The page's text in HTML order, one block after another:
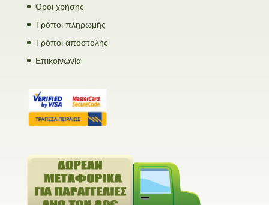
Όροι χρήσης
Τρόποι πληρωμής
Τρόποι αποστολής
Επικοινωνία